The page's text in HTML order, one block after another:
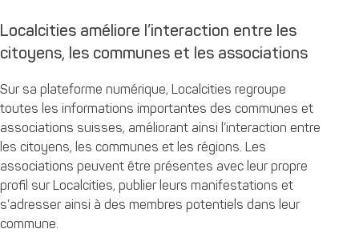
Localcities améliore l’interaction entre les
citoyens, les communes et les associations
Sur sa plateforme numérique, Localcities regroupe
toutes les informations importantes des communes et
associations suisses, améliorant ainsi l’interaction entre
les citoyens, les communes et les régions. Les
associations peuvent être présentes avec leur propre
profil sur Localcities, publier leurs manifestations et
s’adresser ainsi à des membres potentiels dans leur
commune.